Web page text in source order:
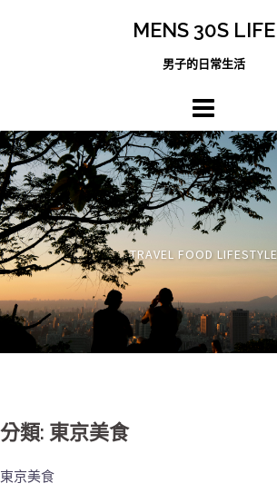
MENS 30S LIFE
男子的日常生活
TRAVEL FOOD LIFESTYLE
分類: 東京美食
東京美食